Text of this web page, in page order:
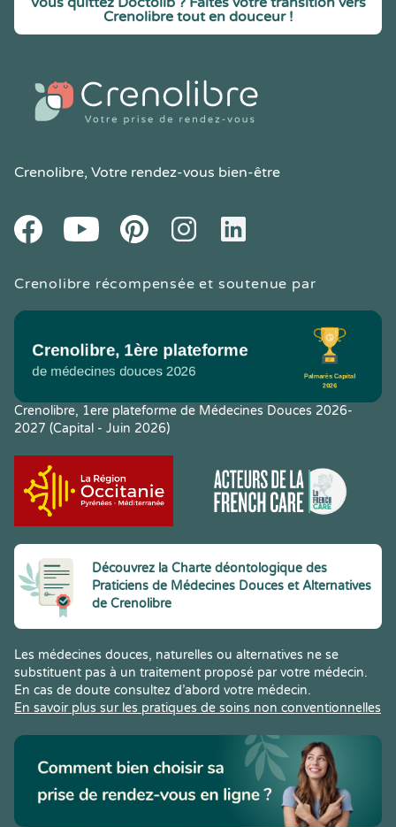
Crenolibre tout en douceur !
Crenolibre, Votre rendez-vous bien-être
FacebookYoutube PinteresetInstagramLinkedIn
Crenolibre récompensée et soutenue par
Crenolibre, 1ere plateforme de Médecines Douces 2026-
2027 (Capital - Juin 2026)
Découvrez la Charte déontologique des
Praticiens de Médecines Douces et Alternatives
de Crenolibre
Les médecines douces, naturelles ou alternatives ne se
substituent pas à un traitement proposé par votre médecin.
En cas de doute consultez d’abord votre médecin.
En savoir plus sur les pratiques de soins non conventionnelles